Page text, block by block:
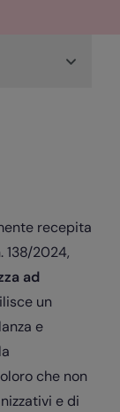
recepita
138/2024,
ad
un
e
che non
e di